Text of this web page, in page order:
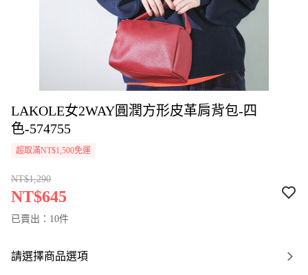
LAKOLE女2WAY圓潤方形皮革肩背包-四
色-574755
超取滿NT$1,500免運
NT$1,290
NT$645
已賣出：10件
請選擇商品選項